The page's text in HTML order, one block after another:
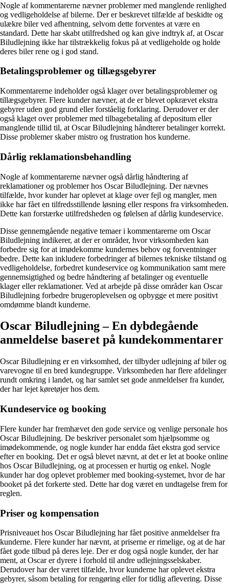
Nogle af kommentarerne nævner problemer med manglende renlighed
og vedligeholdelse af bilerne. Der er beskrevet tilfælde af beskidte og
ulækre biler ved afhentning, selvom dette forventes at være en
standard. Dette har skabt utilfredshed og kan give indtryk af, at Oscar
Biludlejning ikke har tilstrækkelig fokus på at vedligeholde og holde
deres biler rene og i god stand.
Betalingsproblemer og tillægsgebyrer
Kommentarerne indeholder også klager over betalingsproblemer og
tillægsgebyrer. Flere kunder nævner, at de er blevet opkrævet ekstra
gebyrer uden god grund eller forståelig forklaring. Derudover er der
også klaget over problemer med tilbagebetaling af depositum eller
manglende tillid til, at Oscar Biludlejning håndterer betalinger korrekt.
Disse problemer skaber mistro og frustration hos kunderne.
Dårlig reklamationsbehandling
Nogle af kommentarerne nævner også dårlig håndtering af
reklamationer og problemer hos Oscar Biludlejning. Der nævnes
tilfælde, hvor kunder har oplevet at klage over fejl og mangler, men
ikke har fået en tilfredsstillende løsning eller respons fra virksomheden.
Dette kan forstærke utilfredsheden og følelsen af dårlig kundeservice.
Disse gennemgående negative temaer i kommentarerne om Oscar
Biludlejning indikerer, at der er områder, hvor virksomheden kan
forbedre sig for at imødekomme kundernes behov og forventninger
bedre. Dette kan inkludere forbedringer af bilernes tekniske tilstand og
vedligeholdelse, forbedret kundeservice og kommunikation samt mere
gennemsigtighed og bedre håndtering af betalinger og eventuelle
klager eller reklamationer. Ved at arbejde på disse områder kan Oscar
Biludlejning forbedre brugeroplevelsen og opbygge et mere positivt
omdømme blandt kunderne.
Oscar Biludlejning – En dybdegående
anmeldelse baseret på kundekommentarer
Oscar Biludlejning er en virksomhed, der tilbyder udlejning af biler og
varevogne til en bred kundegruppe. Virksomheden har flere afdelinger
rundt omkring i landet, og har samlet set gode anmeldelser fra kunder,
der har lejet køretøjer hos dem.
Kundeservice og booking
Flere kunder har fremhævet den gode service og venlige personale hos
Oscar Biludlejning. De beskriver personalet som hjælpsomme og
imødekommende, og nogle kunder har endda fået ekstra god service
efter en booking. Det er også blevet nævnt, at det er let at booke online
hos Oscar Biludlejning, og at processen er hurtig og enkel. Nogle
kunder har dog oplevet problemer med booking-systemet, hvor de har
booket på det forkerte sted. Dette har dog været en undtagelse frem for
reglen.
Priser og kompensation
Prisniveauet hos Oscar Biludlejning har fået positive anmeldelser fra
kunderne. Flere kunder har nævnt, at priserne er rimelige, og at de har
fået gode tilbud på deres leje. Der er dog også nogle kunder, der har
ment, at Oscar er dyrere i forhold til andre udlejningsselskaber.
Derudover har der været tilfælde, hvor kunderne har oplevet ekstra
gebyrer, såsom betaling for rengøring eller for tidlig aflevering. Disse